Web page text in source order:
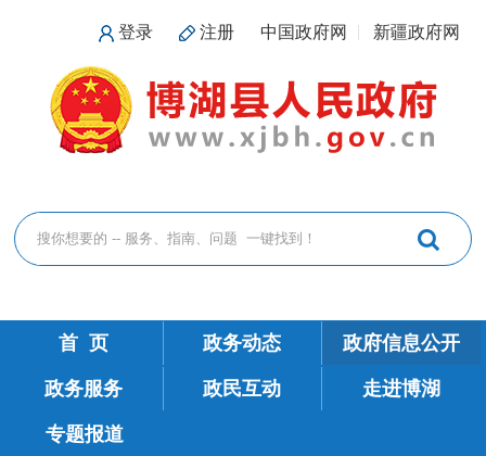
登录 注册 中国政府网 新疆政府网
首 页 政务动态 政府信息公开
政务服务 政民互动 走进博湖
专题报道